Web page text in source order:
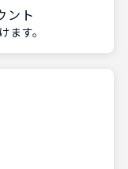
ント
す。